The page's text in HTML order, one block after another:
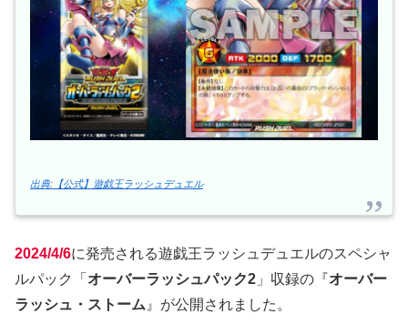
出典:【公式】遊戯王ラッシュデュエル
2024/4/6に発売される遊戯王ラッシュデュエルのスペシャ
ルパック「 オーバーラッシュパック2 」収録の『オーバー
ラッシュ・ストーム 』が公開されました。